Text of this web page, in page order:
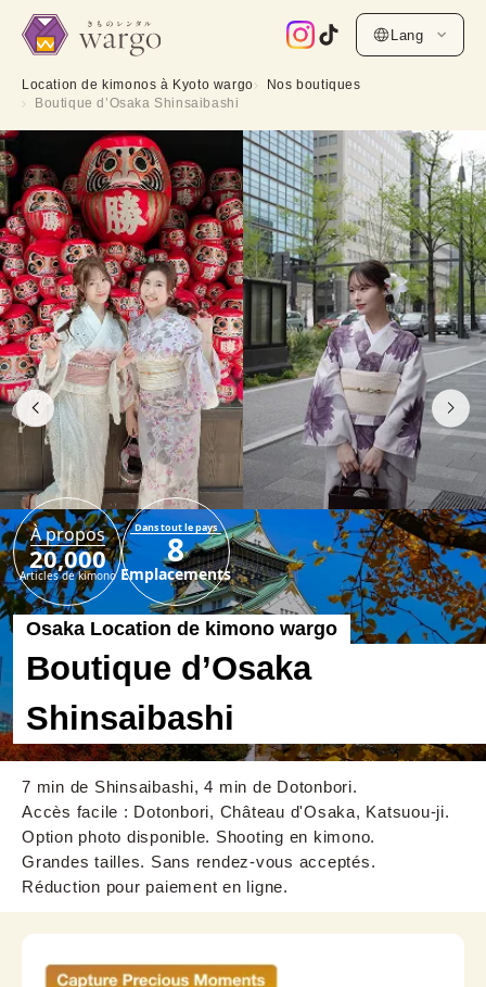
Lang
Location de kimonos à Kyoto wargo
Nos boutiques
Boutique d’Osaka Shinsaibashi
À propos
20,000
Articles de kimono
Dans tout le pays
8
Emplacements
Osaka Location de kimono wargo
Boutique d’Osaka
Shinsaibashi
7 min de Shinsaibashi, 4 min de Dotonbori.
Accès facile : Dotonbori, Château d'Osaka, Katsuou-ji.
Option photo disponible. Shooting en kimono.
Grandes tailles. Sans rendez-vous acceptés.
Réduction pour paiement en ligne.